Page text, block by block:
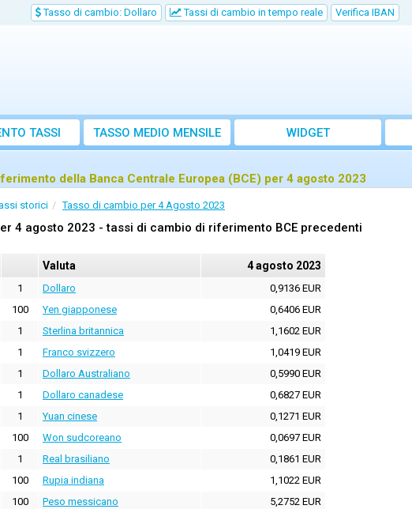
Tasso di cambio: Dollaro Tassi di cambio in tempo reale Verifica IBAN
TASSI TASSO MEDIO MENSILE WIDGET
della Banca Centrale Europea (BCE) per 4 agosto 2023
storici Tasso di cambio per 4 Agosto 2023
4 agosto 2023 - tassi di cambio di riferimento BCE precedenti
Valuta 4 agosto 2023
1 Dollaro
0,9136 EUR
100 Yen giapponese
0,6406 EUR
1 Sterlina britannica
1,1602 EUR
1 Franco svizzero
1,0419 EUR
1 Dollaro Australiano
0,5990 EUR
1 Dollaro canadese
0,6827 EUR
1 Yuan cinese
0,1271 EUR
100 Won sudcoreano
0,0697 EUR
1 Real brasiliano
0,1861 EUR
100 Rupia indiana
1,1022 EUR
100 Peso messicano
5,2752 EUR